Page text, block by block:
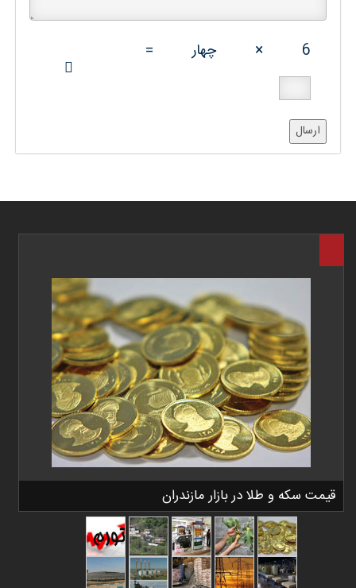
6
× چهار =
ارسال
قیمت سکه و طلا در بازار مازندران